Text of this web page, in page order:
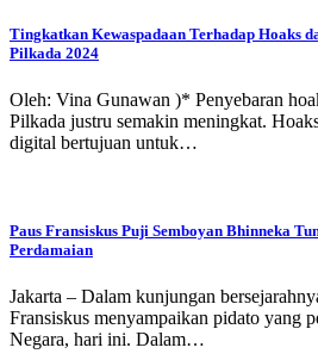
Tingkatkan Kewaspadaan Terhadap Hoaks
Pilkada 2024
Oleh: Vina Gunawan )* Penyebaran
Pilkada justru semakin meningkat.
digital bertujuan untuk…
Paus Fransiskus Puji Semboyan Bhinneka
Perdamaian
Jakarta – Dalam kunjungan
Fransiskus menyampaikan pidato yang
Negara, hari ini. Dalam…